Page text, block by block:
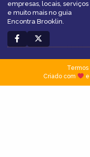
empresas, locais, serviços
e muito mais no guia
Encontra Brooklin.
Termos|
Criado com
e